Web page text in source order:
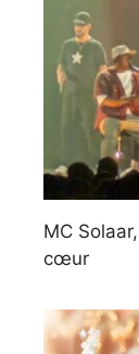
MC
cœur